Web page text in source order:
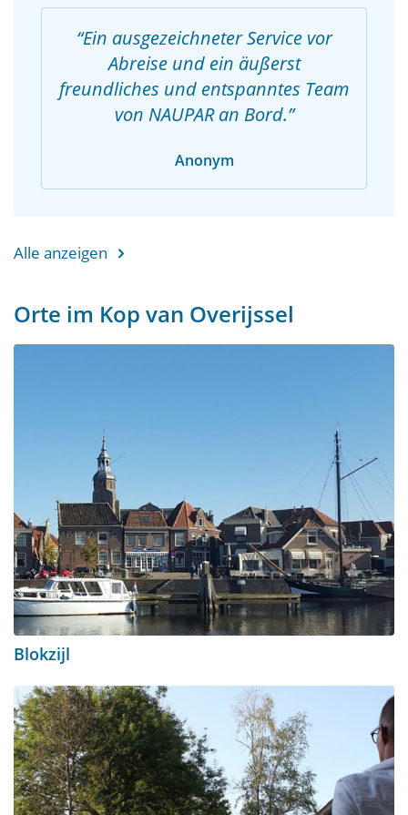
Ein ausgezeichneter Service vor
Abreise und ein äußerst
freundliches und entspanntes Team
von NAUPAR an Bord.
Anonym
Alle anzeigen
Orte im Kop van Overijssel
Blokzijl